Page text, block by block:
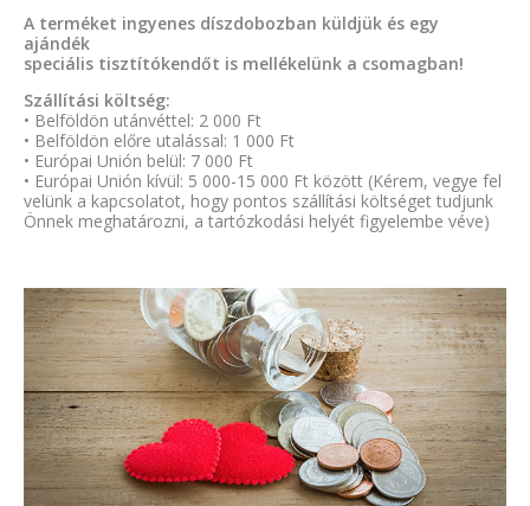
A terméket ingyenes díszdobozban küldjük és egy
ajándék
speciális tisztítókendőt is mellékelünk a csomagban!
Szállítási költség:
• Belföldön utánvéttel: 2 000 Ft
• Belföldön előre utalással: 1 000 Ft
• Európai Unión belül: 7 000 Ft
• Európai Unión kívül: 5 000-15 000 Ft között (Kérem, vegye fel
velünk a kapcsolatot, hogy pontos szállítási költséget tudjunk
Önnek meghatározni, a tartózkodási helyét figyelembe véve)